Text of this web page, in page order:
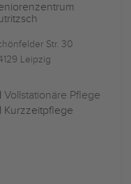
Str. 30
Leipzig
Vollstationäre Pflege
Kurzzeitpflege